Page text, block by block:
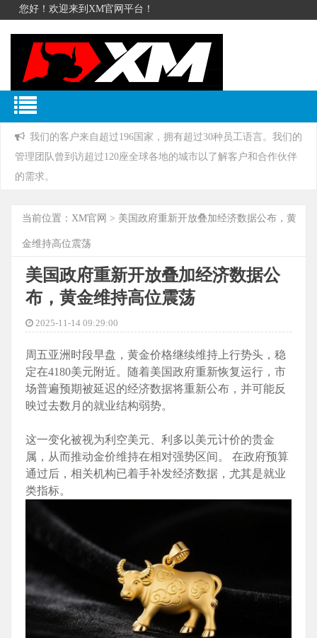
您好！欢迎来到XM官网平台！
我们的客户来自超过196国家，拥有超过30种员工语言。我们的
管理团队曾到访超过120座全球各地的城市以了解客户和合作伙伴
的需求。
当前位置： XM官网 > 美国政府重新开放叠加经济数据公布，黄
金维持高位震荡
美国政府重新开放叠加经济数据公
布，黄金维持高位震荡
2025-11-14 09:29:00
周五亚洲时段早盘，黄金价格继续维持上行势头，稳
定在4180美元附近。随着美国政府重新恢复运行，市
场普遍预期被延迟的经济数据将重新公布，并可能反
映过去数月的就业结构弱势。
这一变化被视为利空美元、利多以美元计价的贵金
属，从而推动金价维持在相对强势区间。 在政府预算
通过后，相关机构已着手补发经济数据，尤其是就业
类指标。